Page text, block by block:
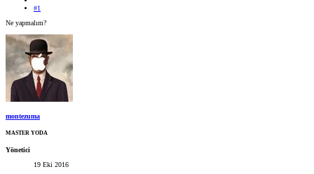
#1
Ne yapmalım?
montezuma
MASTER YODA
Yönetici
19 Eki 2016